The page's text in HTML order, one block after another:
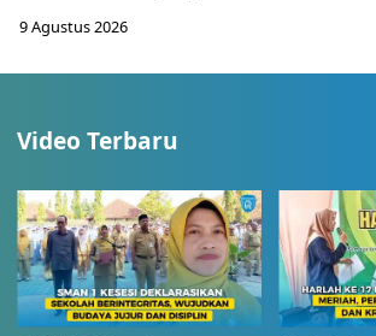
9 Agustus 2026
Video Terbaru